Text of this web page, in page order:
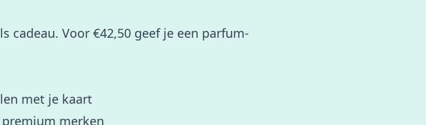
cadeau. Voor €42,50 geef je een parfum-
met je kaart
premium merken